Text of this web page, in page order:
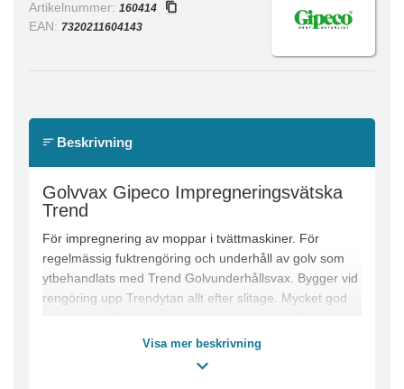
Artikelnummer: 160414
EAN: 7320211604143
Beskrivning
Golvvax Gipeco Impregneringsvätska
Trend
För impregnering av moppar i tvättmaskiner. För
regelmässig fuktrengöring och underhåll av golv som
ytbehandlats med Trend Golvunderhållsvax. Bygger vid
rengöring upp Trendytan allt efter slitage. Mycket god
Visa mer beskrivning